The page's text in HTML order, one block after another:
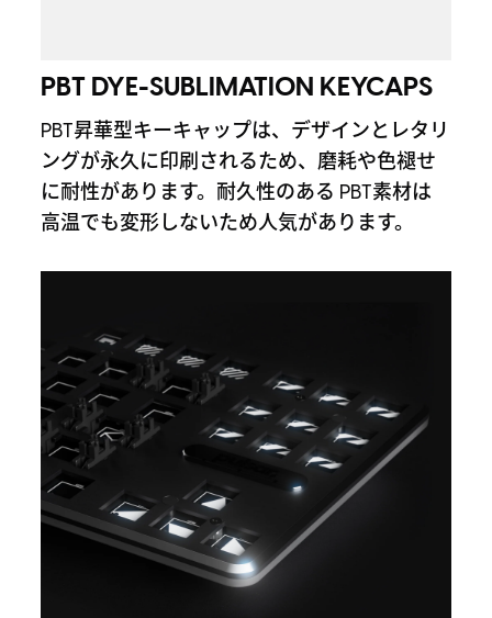
PBT DYE-SUBLIMATION KEYCAPS
PBT昇華型キーキャップは、デザインとレタリ
ングが永久に印刷されるため、磨耗や色褪せ
に耐性があります。耐久性のある PBT素材は
高温でも変形しないため人気があります。